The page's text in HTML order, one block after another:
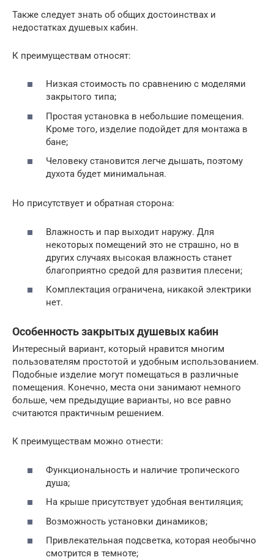
Также следует знать об общих достоинствах и
недостатках душевых кабин.
К преимуществам относят:
Низкая стоимость по сравнению с моделями
закрытого типа;
Простая установка в небольшие помещения.
Кроме того, изделие подойдет для монтажа в
бане;
Человеку становится легче дышать, поэтому
духота будет минимальная.
Но присутствует и обратная сторона:
Влажность и пар выходит наружу. Для
некоторых помещений это не страшно, но в
других случаях высокая влажность станет
благоприятно средой для развития плесени;
Комплектация ограничена, никакой электрики
нет.
Особенность закрытых душевых кабин
Интересный вариант, который нравится многим
пользователям простотой и удобным использованием.
Подобные изделие могут помещаться в различные
помещения. Конечно, места они занимают немного
больше, чем предыдущие варианты, но все равно
считаются практичным решением.
К преимуществам можно отнести:
Функциональность и наличие тропического
душа;
На крыше присутствует удобная вентиляция;
Возможность установки динамиков;
Привлекательная подсветка, которая необычно
смотрится в темноте;